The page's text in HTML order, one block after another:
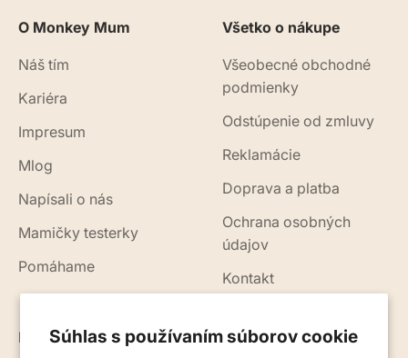
Súhlas s používaním súborov cookie
O Monkey Mum
Náš tím
Kariéra
Impresum
Mlog
Napísali o nás
Mamičky testerky
Pomáhame
Všetko o nákupe
Všeobecné obchodné
podmienky
Odstúpenie od zmluvy
Reklamácie
Doprava a platba
Ochrana osobných
údajov
Kontakt
Novinky, rady a tipy do vášho e-mailu